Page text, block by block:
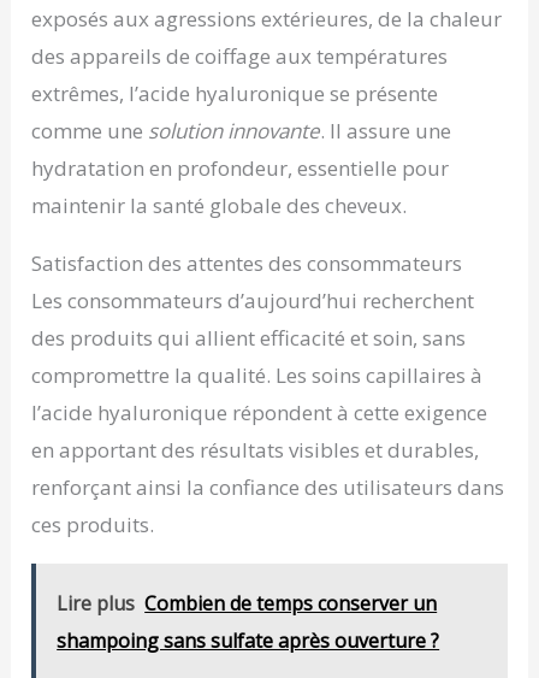
exposés aux agressions extérieures, de la chaleur
des appareils de coiffage aux températures
extrêmes, l’acide hyaluronique se présente
comme une solution innovante. Il assure une
hydratation en profondeur, essentielle pour
maintenir la santé globale des cheveux.
Satisfaction des attentes des consommateurs
Les consommateurs d’aujourd’hui recherchent
des produits qui allient efficacité et soin, sans
compromettre la qualité. Les soins capillaires à
l’acide hyaluronique répondent à cette exigence
en apportant des résultats visibles et durables,
renforçant ainsi la confiance des utilisateurs dans
ces produits.
Lire plus Combien de temps conserver un
shampoing sans sulfate après ouverture ?